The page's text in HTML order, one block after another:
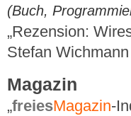
(Buch,
„Rezension:
Stefan Wichmann
Magazin
„freiesMagazin-